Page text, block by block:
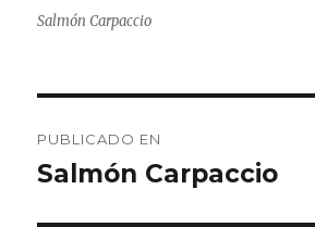
Salmón Carpaccio
de
PUBLICADO EN
Salmón Carpaccio